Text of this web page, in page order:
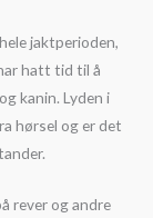
jaktperioden,
hatt tid til å
kanin. Lyden i
hørsel og er det
rever og andre